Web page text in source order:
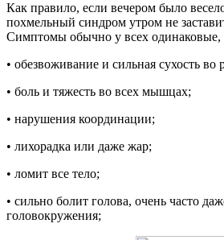
Как правило, если вечером было
похмельный синдром утром не
Симптомы обычно у всех одинаковые,
• обезвоживание и сильная сухость во
• боль и тяжесть во всех мышцах;
• нарушения координации;
• лихорадка или даже жар;
• ломит все тело;
• сильно болит голова, очень часто
головокружения;